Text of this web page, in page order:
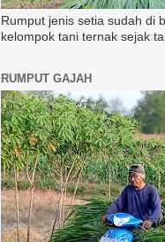
Rumput jenis setia sudah di
kelompok tani ternak sejak
RUMPUT GAJAH